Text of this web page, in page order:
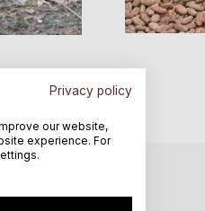
Privacy policy
our website,
experience. For